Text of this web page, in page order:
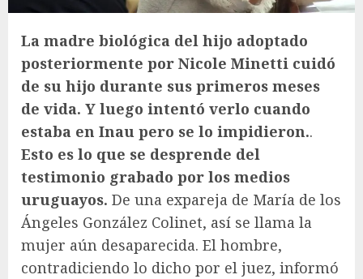
La madre biológica del hijo adoptado
posteriormente por Nicole Minetti cuidó
de su hijo durante sus primeros meses
de vida. Y luego intentó verlo cuando
estaba en Inau pero se lo impidieron..
Esto es lo que se desprende del
testimonio grabado por los medios
uruguayos. De una expareja de María de los
Ángeles González Colinet, así se llama la
mujer aún desaparecida. El hombre,
contradiciendo lo dicho por el juez, informó